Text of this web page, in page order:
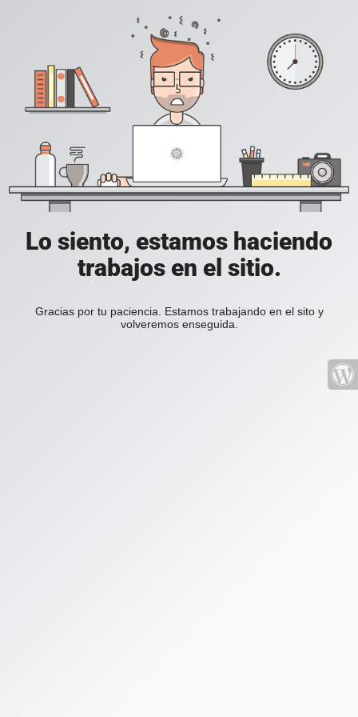
Lo siento, estamos haciendo
trabajos en el sitio.
Gracias por tu paciencia. Estamos trabajando en el sito y
volveremos enseguida.